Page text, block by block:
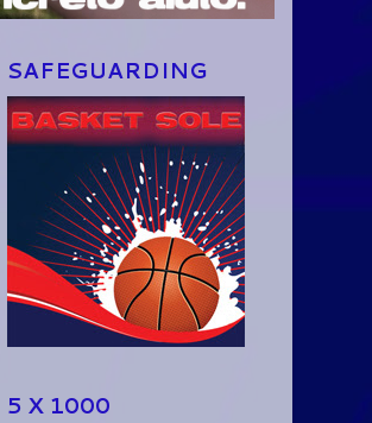
SAFEGUARDING
5 X 1000